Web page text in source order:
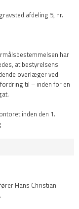
afdeling 5, nr.
har
at bestyrelsens
overlæger ved
til – inden for en
inden den 1.
Hans Christian